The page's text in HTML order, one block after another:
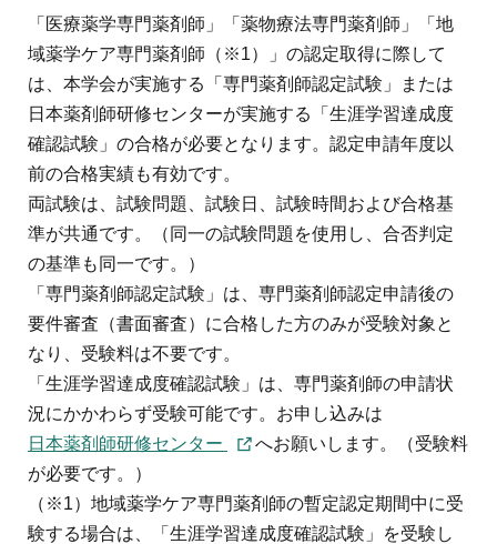
規程・細則
情報公開
学会概要
薬剤師業務に関する情報提供
フレッシャーズ・カンファランス
臨床研究セミナー
薬物療法集中講義
がん専門薬剤師集中教育講座
がん専門薬剤師全体会議
がん専門薬剤師アドバンスト研修会
症例関連セミナー
その他の主催イベント
共催・後援イベント
JPHCS（英文誌）
出版書籍
専門薬剤師制度
専門薬剤師制度トップ
医療薬学専門薬剤師制度
がん専門薬剤師制度
薬物療法専門薬剤師制度
地域薬学ケア専門薬剤師制度
調査研究・学会賞・海外研修
調査研究
学会賞
海外研修
他団体との連携協力
他団体との連携協力トップ
イベントの共催・後援
連携協力団体からのお知らせ
会員専用ページ
会員限定情報
マイページ
入会・各種手続き
English
「医療薬学専門薬剤師」「薬物療法専門薬剤師」「地
域薬学ケア専門薬剤師（※1）」の認定取得に際して
は、本学会が実施する「専門薬剤師認定試験」または
日本薬剤師研修センターが実施する「生涯学習達成度
確認試験」の合格が必要となります。認定申請年度以
前の合格実績も有効です。
両試験は、試験問題、試験日、試験時間および合格基
準が共通です。（同一の試験問題を使用し、合否判定
の基準も同一です。）
「専門薬剤師認定試験」は、専門薬剤師認定申請後の
要件審査（書面審査）に合格した方のみが受験対象と
なり、受験料は不要です。
「生涯学習達成度確認試験」は、専門薬剤師の申請状
況にかかわらず受験可能です。お申し込みは
日本薬剤師研修センター
へお願いします。（受験料
が必要です。）
（※1）地域薬学ケア専門薬剤師の暫定認定期間中に受
験する場合は、「生涯学習達成度確認試験」を受験し